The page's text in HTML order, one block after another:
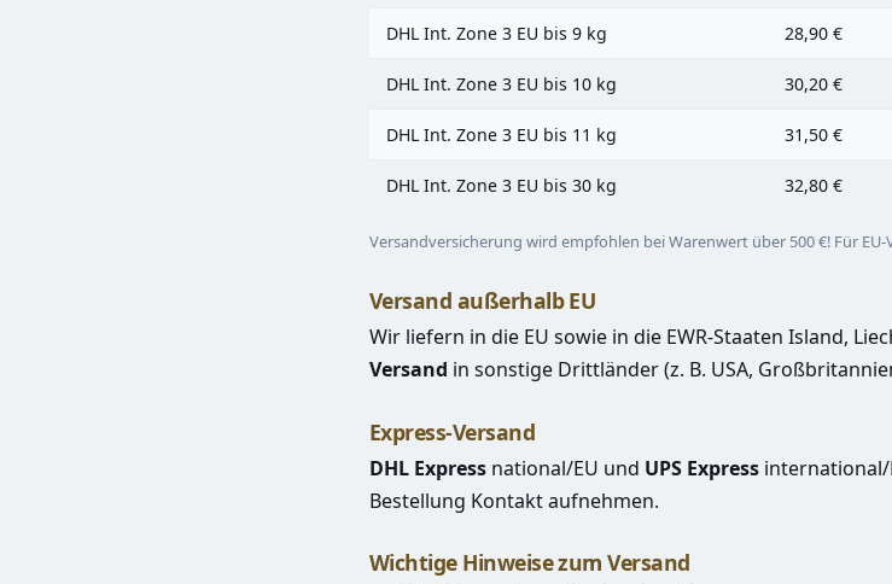
DHL Int. Zone 3 EU bis 9 kg 28,90 €
DHL Int. Zone 3 EU bis 10 kg 30,20 €
DHL Int. Zone 3 EU bis 11 kg 31,50 €
DHL Int. Zone 3 EU bis 30 kg 32,80 €
Versandversicherung wird empfohlen bei Warenwert über 500 €! Für
Versand außerhalb EU
Wir liefern in die EU sowie in die EWR-Staaten Island,
Versand in sonstige Drittländer (z. B. USA,
Express-Versand
DHL Express national/EU und UPS Express international/
Bestellung Kontakt aufnehmen.
Wichtige Hinweise zum Versand